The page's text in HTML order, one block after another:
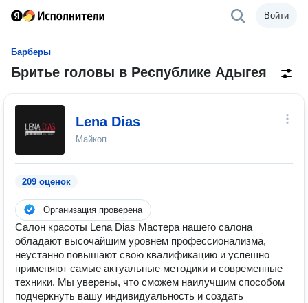
Войти
Барберы
Бритье головы в Республике Адыгея
Lena Dias
Майкоп
209 оценок
Организация проверена
Салон красоты Lena Dias Мастера нашего салона
обладают высочайшим уровнем профессионализма,
неустанно повышают свою квалификацию и успешно
применяют самые актуальные методики и современные
техники. Мы уверены, что сможем наилучшим способом
подчеркнуть вашу индивидуальность и создать